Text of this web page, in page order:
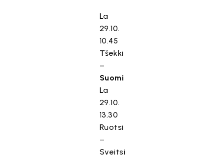
La
29.10.
10.45
Tšekki
–
Suomi
La
29.10.
13.30
Ruotsi
–
Sveitsi